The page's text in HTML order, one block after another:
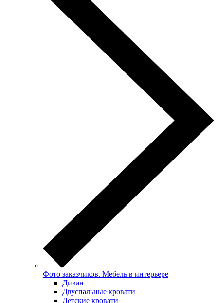
Фото заказчиков. Мебель в интерьере
Диван
Двуспальные кровати
Детские кровати